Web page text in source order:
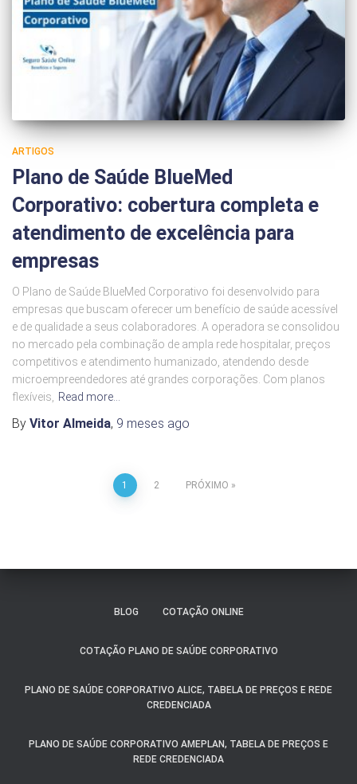
ARTIGOS
Plano de Saúde BlueMed
Corporativo: cobertura completa e
atendimento de excelência para
empresas
O Plano de Saúde BlueMed Corporativo foi desenvolvido para
empresas que buscam oferecer um benefício de saúde acessível
e de qualidade a seus colaboradores. A operadora se consolidou
no mercado pela combinação de ampla rede hospitalar, preços
competitivos e atendimento humanizado, atendendo desde
microempreendedores até grandes corporações. Com planos
flexíveis,
Read more…
By Vitor Almeida, 9 meses ago
1 2 PRÓXIMO
BLOG COTAÇÃO ONLINE
COTAÇÃO PLANO DE SAÚDE CORPORATIVO
PLANO DE SAÚDE CORPORATIVO ALICE, TABELA DE PREÇOS E REDE
CREDENCIADA
PLANO DE SAÚDE CORPORATIVO AMEPLAN, TABELA DE PREÇOS E
REDE CREDENCIADA